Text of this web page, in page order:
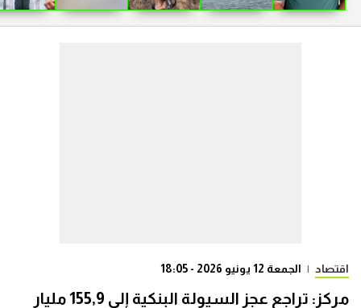
اقتصاد | الجمعة 12 يونيو 2026 - 18:05
مركز: تراجع عجز السيولة البنكية إلى 155,9 مليار